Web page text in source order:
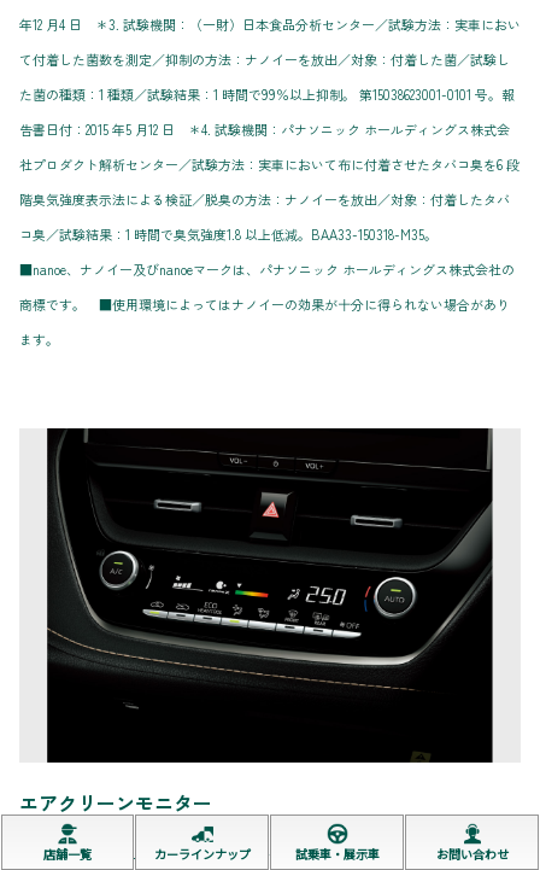
年12 月4 日 ＊3. 試験機関：（一財）日本食品分析センター／試験方法：実車におい
て付着した菌数を測定／抑制の方法：ナノイーを放出／対象：付着した菌／試験し
た菌の種類：1 種類／試験結果：1 時間で99％以上抑制。 第15038623001-0101 号。報
告書日付：2015 年5 月12 日 ＊4. 試験機関：パナソニック ホールディングス株式会
社プロダクト解析センター／試験方法：実車において布に付着させたタバコ臭を6 段
階臭気強度表示法による検証／脱臭の方法：ナノイーを放出／対象：付着したタバ
コ臭／試験結果：1 時間で臭気強度1.8 以上低減。BAA33-150318-M35。
■nanoe、ナノイー及びnanoeマークは、パナソニック ホールディングス株式会社の
商標です。 ■使用環境によってはナノイーの効果が十分に得られない場合があり
ます。
エアクリーンモニター
空気の汚れが一目で分かるモニターを設定。
店舗一覧 カーラインナップ 試乗車・展示車 お問い合わせ